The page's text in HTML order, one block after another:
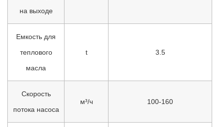
на выходе
Емкость для
теплового
масла
t 3.5
Скорость
потока насоса
м³/ч 100-160